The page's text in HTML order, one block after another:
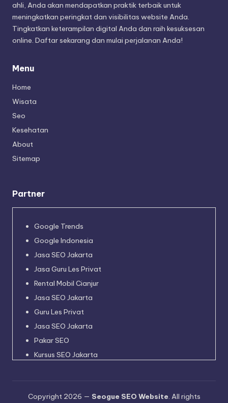
ahli, Anda akan mendapatkan praktik terbaik untuk
meningkatkan peringkat dan visibilitas website Anda.
Tingkatkan keterampilan digital Anda dan raih kesuksesan
online. Daftar sekarang dan mulai perjalanan Anda!
Menu
Home
Wisata
Seo
Kesehatan
About
Sitemap
Partner
Google Trends
Google Indonesia
Jasa SEO Jakarta
Jasa Guru Les Privat
Rental Mobil Cianjur
Jasa SEO Jakarta
Guru Les Privat
Jasa SEO Jakarta
Pakar SEO
Kursus SEO Jakarta
Harga Tiket Kapal Pelni
Copyright 2026 — Seogue SEO Website. All rights